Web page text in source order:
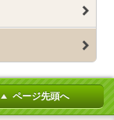
ページ先頭へ